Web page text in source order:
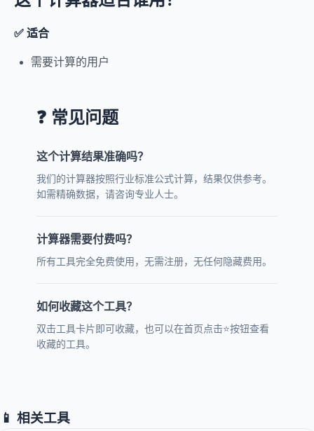
✅ 适合
需要计算的用户
❓ 常见问题
这个计算结果准确吗？
我们的计算器按照行业标准公式计算，结果仅供参考。
如需精确数据，请咨询专业人士。
计算器需要付费吗？
所有工具完全免费使用，无需注册，无任何隐藏费用。
如何收藏这个工具？
双击工具卡片即可收藏，也可以在首页点击⭐按钮查看
收藏的工具。
📱 相关工具